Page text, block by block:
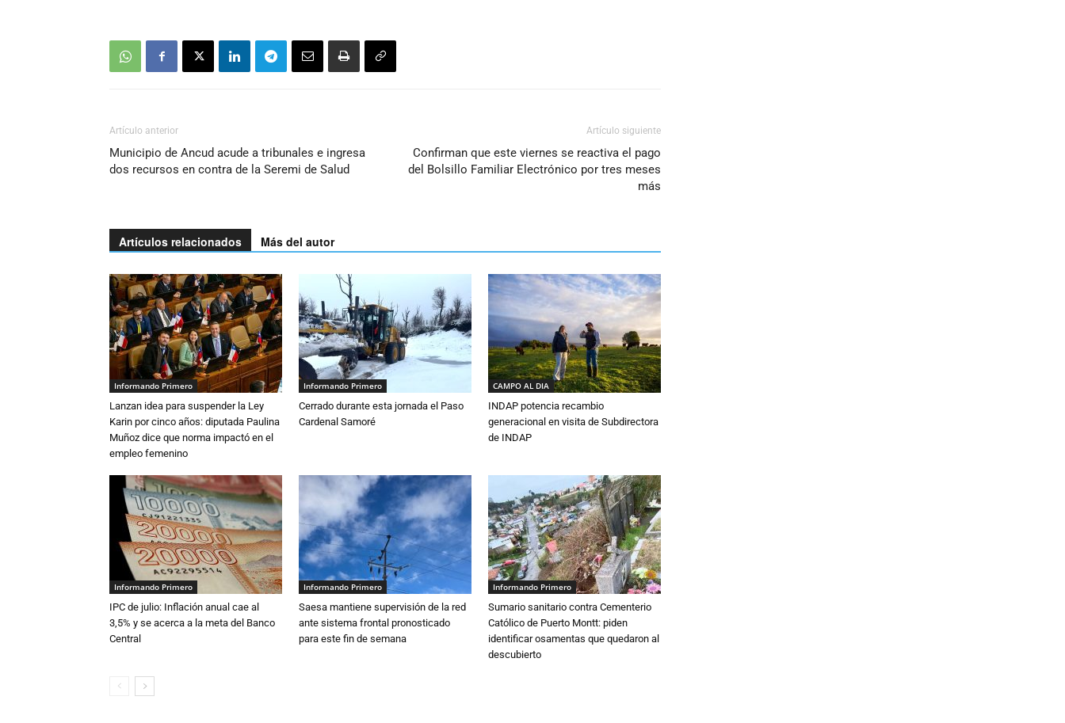
Artículo anterior
Municipio de Ancud acude a tribunales e ingresa
dos recursos en contra de la Seremi de Salud
Artículo siguiente
Confirman que este viernes se reactiva el pago
del Bolsillo Familiar Electrónico por tres meses
más
Artículos relacionados Más del autor
Informando Primero
Lanzan idea para suspender la Ley
Karin por cinco años: diputada Paulina
Muñoz dice que norma impactó en el
empleo femenino
Informando Primero
Cerrado durante esta jornada el Paso
Cardenal Samoré
CAMPO AL DIA
INDAP potencia recambio
generacional en visita de Subdirectora
de INDAP
Informando Primero
IPC de julio: Inflación anual cae al
3,5% y se acerca a la meta del Banco
Central
Informando Primero
Saesa mantiene supervisión de la red
ante sistema frontal pronosticado
para este fin de semana
Informando Primero
Sumario sanitario contra Cementerio
Católico de Puerto Montt: piden
identificar osamentas que quedaron al
descubierto